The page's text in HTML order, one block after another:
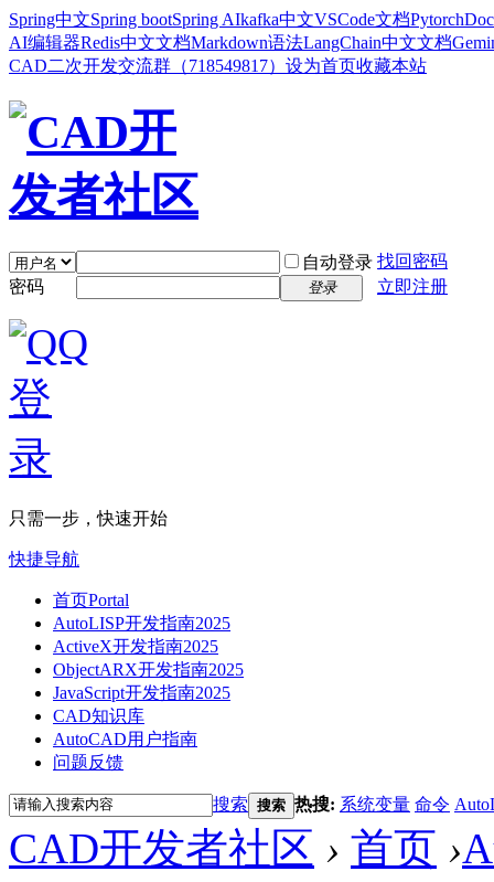
Spring中文Spring bootSpring AIkafka中文VSCode文档Pytorch
AI编辑器Redis中文文档Markdown语法LangChain中文文档
CAD二次开发交流群（718549817） 设为首页收藏本站
自动登录 找回密码
密码
登录 立即注册
只需一步，快速开始
快捷导航
首页Portal
AutoLISP开发指南2025
ActiveX开发指南2025
ObjectARX开发指南2025
JavaScript开发指南2025
CAD知识库
AutoCAD用户指南
问题反馈
搜索 搜索 热搜: 系统变量 命令
CAD开发者社区 › 首页 ›